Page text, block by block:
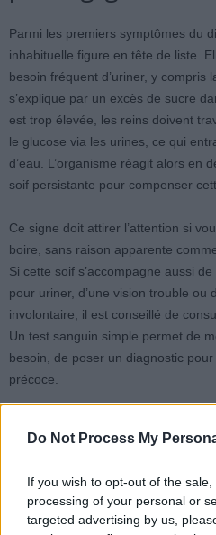
Do Not Process My
If you wish to opt-out of the
processing of your personal or
targeted advertising by us,
Parmi les premiers symptômes du
inhabituelle figure en tête de liste.
besoin fréquent d’uriner, y compris
s’explique par un excès de sucre
est trop élevée, les reins doivent
le glucose via les urines, ce qui
d’eau. L’organisme réagit alors en
soif persistante pour compenser
Ce signe doit attirer l’attention si
boire, sans raison apparente
Si cette soif s’accompagne aussi
pour uriner, d’une vision trouble ou
involontaire, il est conseillé de
Un test sanguin simple permet de
besoin, de poser un diagnostic
précoce.